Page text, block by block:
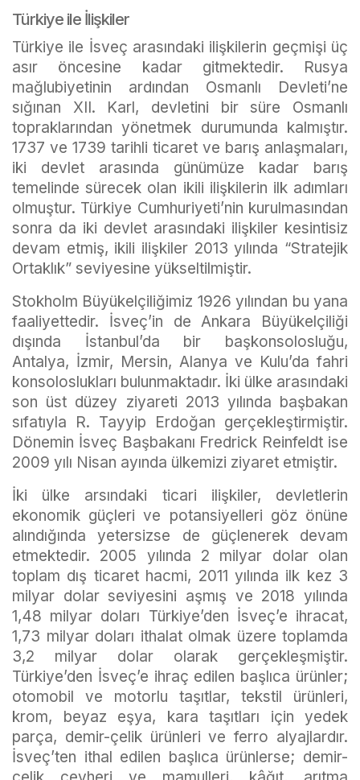
Türkiye ile İlişkiler
Türkiye ile İsveç arasındaki ilişkilerin geçmişi üç
asır öncesine kadar gitmektedir. Rusya
mağlubiyetinin ardından Osmanlı Devleti’ne
sığınan XII. Karl, devletini bir süre Osmanlı
topraklarından yönetmek durumunda kalmıştır.
1737 ve 1739 tarihli ticaret ve barış anlaşmaları,
iki devlet arasında günümüze kadar barış
temelinde sürecek olan ikili ilişkilerin ilk adımları
olmuştur. Türkiye Cumhuriyeti’nin kurulmasından
sonra da iki devlet arasındaki ilişkiler kesintisiz
devam etmiş, ikili ilişkiler 2013 yılında “Stratejik
Ortaklık” seviyesine yükseltilmiştir.
Stokholm Büyükelçiliğimiz 1926 yılından bu yana
faaliyettedir. İsveç’in de Ankara Büyükelçiliği
dışında İstanbul’da bir başkonsolosluğu,
Antalya, İzmir, Mersin, Alanya ve Kulu’da fahri
konsoloslukları bulunmaktadır. İki ülke arasındaki
son üst düzey ziyareti 2013 yılında başbakan
sıfatıyla R. Tayyip Erdoğan gerçekleştirmiştir.
Dönemin İsveç Başbakanı Fredrick Reinfeldt ise
2009 yılı Nisan ayında ülkemizi ziyaret etmiştir.
İki ülke arsındaki ticari ilişkiler, devletlerin
ekonomik güçleri ve potansiyelleri göz önüne
alındığında yetersizse de güçlenerek devam
etmektedir. 2005 yılında 2 milyar dolar olan
toplam dış ticaret hacmi, 2011 yılında ilk kez 3
milyar dolar seviyesini aşmış ve 2018 yılında
1,48 milyar doları Türkiye’den İsveç’e ihracat,
1,73 milyar doları ithalat olmak üzere toplamda
3,2 milyar dolar olarak gerçekleşmiştir.
Türkiye’den İsveç’e ihraç edilen başlıca ürünler;
otomobil ve motorlu taşıtlar, tekstil ürünleri,
krom, beyaz eşya, kara taşıtları için yedek
parça, demir-çelik ürünleri ve ferro alyajlardır.
İsveç’ten ithal edilen başlıca ürünlerse; demir-